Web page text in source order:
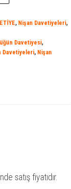
, Nişan Davetiyeleri,
Davetiyesi,
Davetiyeleri, Nişan
satış fiyatıdır.